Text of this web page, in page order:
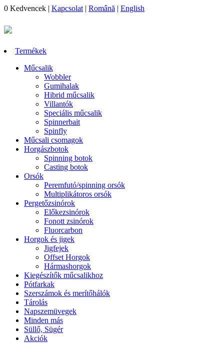
0 Kedvencek | Kapcsolat | Română | English
Termékek
Műcsalik
Wobbler
Gumihalak
Hibrid műcsalik
Villantók
Speciális műcsalik
Spinnerbait
Spinfly
Műcsali csomagok
Horgászbotok
Spinning botok
Casting botok
Orsók
Peremfutó/spinning orsók
Multiplikátoros orsók
Pergetőzsinórok
Előkezsinórok
Fonott zsinórok
Fluorcarbon
Horgok és jigek
Jigfejek
Offset Horgok
Hármashorgok
Kiegészítők műcsalikhoz
Pótfarkak
Szerszámok és merítőhálók
Tárolás
Napszemüvegek
Minden más
Süllő, Sügér
Akciók